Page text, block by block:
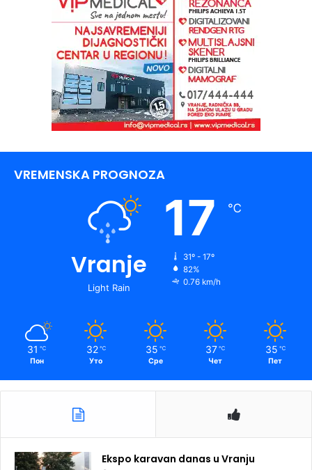
VREMENSKA PROGNOZA
Vranje
Light Rain
17 ℃
31º - 17º
82%
0.76 km/h
31 ℃
Пон
32 ℃
Уто
35 ℃
Сре
37 ℃
Чет
35 ℃
Пет
Ekspo karavan danas u Vranju